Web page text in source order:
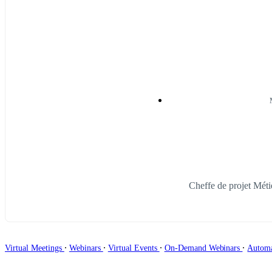
Cheffe de projet
Virtual Meetings ∙ Webinars ∙ Virtual Events ∙ On-Demand Webinars ∙